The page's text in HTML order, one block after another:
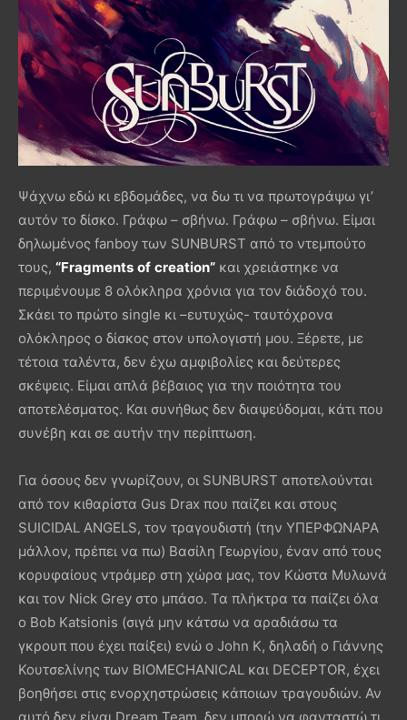
Ψάχνω εδώ κι εβδομάδες, να δω τι να πρωτογράψω γι’
αυτόν το δίσκο. Γράφω – σβήνω. Γράφω – σβήνω. Είμαι
δηλωμένος fanboy των SUNBURST από το ντεμπούτο
τους, “Fragments of creation” και χρειάστηκε να
περιμένουμε 8 ολόκληρα χρόνια για τον διάδοχό του.
Σκάει το πρώτο single κι –ευτυχώς- ταυτόχρονα
ολόκληρος ο δίσκος στον υπολογιστή μου. Ξέρετε, με
τέτοια ταλέντα, δεν έχω αμφιβολίες και δεύτερες
σκέψεις. Είμαι απλά βέβαιος για την ποιότητα του
αποτελέσματος. Και συνήθως δεν διαψεύδομαι, κάτι που
συνέβη και σε αυτήν την περίπτωση.
Για όσους δεν γνωρίζουν, οι SUNBURST αποτελούνται
από τον κιθαρίστα Gus Drax που παίζει και στους
SUICIDAL ANGELS, τον τραγουδιστή (την ΥΠΕΡΦΩΝΑΡΑ
μάλλον, πρέπει να πω) Βασίλη Γεωργίου, έναν από τους
κορυφαίους ντράμερ στη χώρα μας, τον Κώστα Μυλωνά
και τον Nick Grey στο μπάσο. Τα πλήκτρα τα παίζει όλα
ο Bob Katsionis (σιγά μην κάτσω να αραδιάσω τα
γκρουπ που έχει παίξει) ενώ ο John K, δηλαδή ο Γιάννης
Κουτσελίνης των BIOMECHANICAL και DECEPTOR, έχει
βοηθήσει στις ενορχηστρώσεις κάποιων τραγουδιών. Αν
αυτό δεν είναι Dream Team, δεν μπορώ να φανταστώ τι